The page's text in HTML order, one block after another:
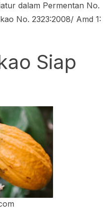
dalam Permentan No.
No. 2323:2008/ Amd 1:
Siap